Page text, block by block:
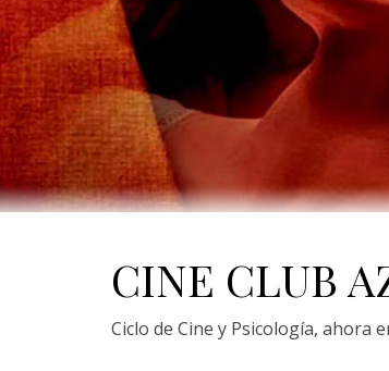
CINE CLUB
Ciclo de Cine y Psicología, ahora